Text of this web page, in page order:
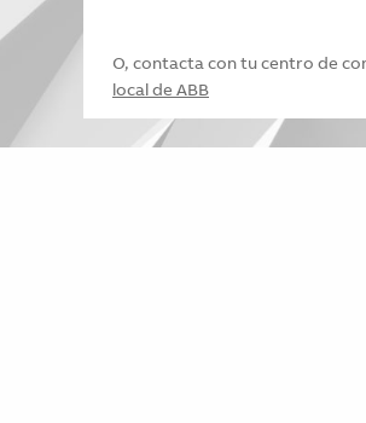
O, contacta con tu centro de
local de ABB